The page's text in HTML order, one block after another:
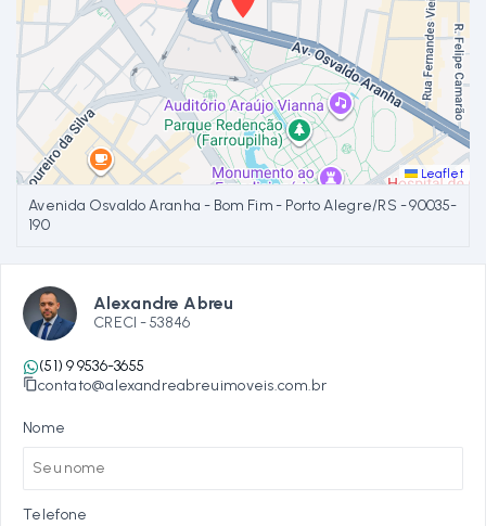
Leaflet
Avenida Osvaldo Aranha - Bom Fim - Porto Alegre/RS - 90035-
190
Alexandre Abreu
CRECI -53846
(51) 9 9536-3655
contato@alexandreabreuimoveis.com.br
Nome
Telefone